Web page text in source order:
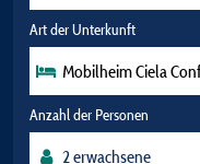
Art der Unterkunft
Mobilheim Ciela
Anzahl der Personen